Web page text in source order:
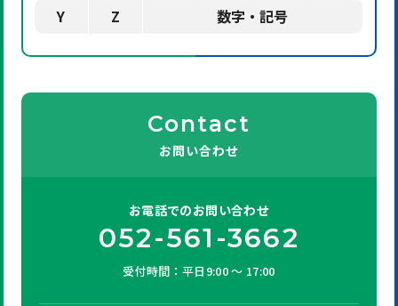
Y
Z 数字・記号
Contact
お問い合わせ
お電話でのお問い合わせ
052-561-3662
受付時間：平日9:00 ～ 17:00